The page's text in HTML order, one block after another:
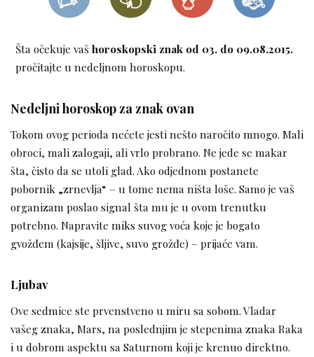
Šta očekuje vaš horoskopski znak od 03. do 09.08.2015.
pročitajte u nedeljnom horoskopu.
Nedeljni horoskop za znak ovan
Tokom ovog perioda nećete jesti nešto naročito mnogo. Mali
obroci, mali zalogaji, ali vrlo probrano. Ne jede se makar
šta, čisto da se utoli glad. Ako odjednom postanete
pobornik „zrnevlja“ – u tome nema ništa loše. Samo je vaš
organizam poslao signal šta mu je u ovom trenutku
potrebno. Napravite miks suvog voća koje je bogato
gvožđem (kajsije, šljive, suvo grožđe) – prijaće vam.
Ljubav
Ove sedmice ste prvenstveno u miru sa sobom. Vladar
vašeg znaka, Mars, na poslednjim je stepenima znaka Raka
i u dobrom aspektu sa Saturnom koji je krenuo direktno.